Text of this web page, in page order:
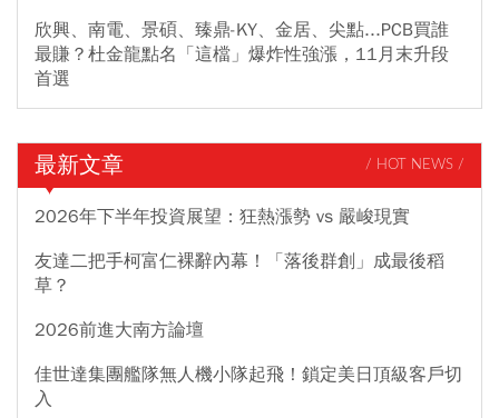
欣興、南電、景碩、臻鼎-KY、金居、尖點...PCB買誰
最賺？杜金龍點名「這檔」爆炸性強漲，11月末升段
首選
最新文章 / HOT NEWS /
2026年下半年投資展望：狂熱漲勢 vs 嚴峻現實
友達二把手柯富仁裸辭內幕！「落後群創」成最後稻
草？
2026前進大南方論壇
佳世達集團艦隊無人機小隊起飛！鎖定美日頂級客戶切
入